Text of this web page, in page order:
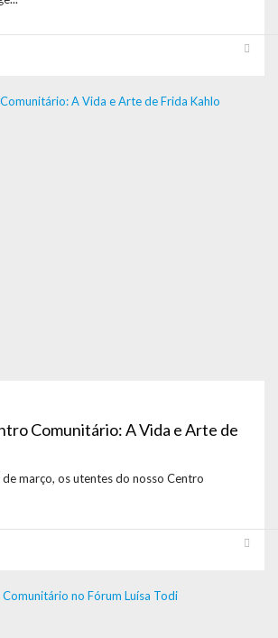
Comunitário: A Vida e Arte de
março, os utentes do nosso Centro